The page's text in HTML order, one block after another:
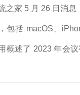
之家 5 月 26 日消
包括 macOS、
概述了 2023 年会